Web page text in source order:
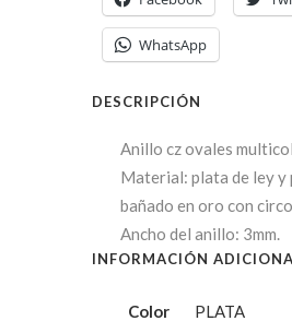
WhatsApp
DESCRIPCIÓN
Anillo cz ovales
Material: plata de ley y
bañado en oro con
Ancho del anillo: 3mm.
INFORMACIÓN
Color
PLATA